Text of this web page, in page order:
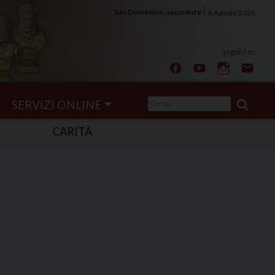
8 Agosto 2026
San Domenico, sacerdote
SERVIZI ONLINE
per:
CARITÀ